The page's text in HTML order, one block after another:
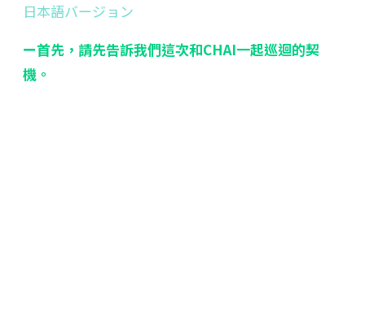
日本語バージョン
ー首先，請先告訴我們這次和CHAI一起巡迴的契
機。